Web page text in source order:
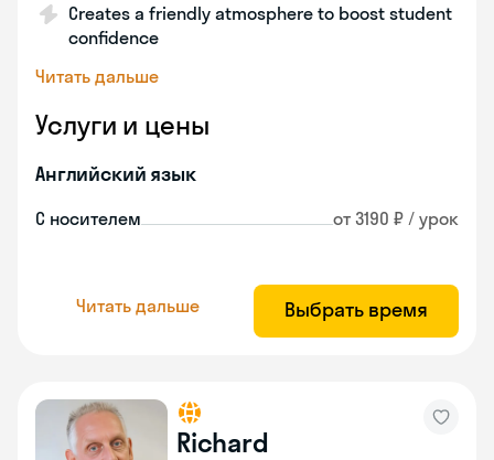
Creates a friendly atmosphere to boost student
confidence
Читать дальше
Услуги и цены
Английский язык
С носителем от 3190 ₽ / урок
Читать дальше Выбрать время
Richard